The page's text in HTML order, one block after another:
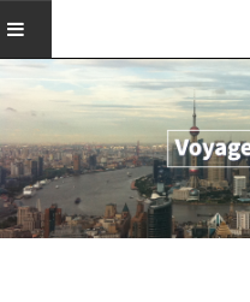
ACCUEIL
VOYAGES EN CHINE
VOYAGES EN ASIE